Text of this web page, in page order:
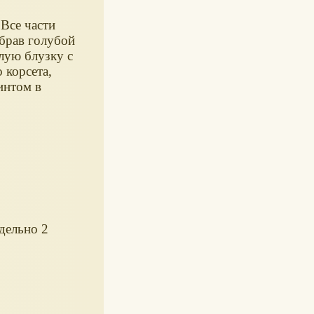
части
голубой
блузку с
в
2